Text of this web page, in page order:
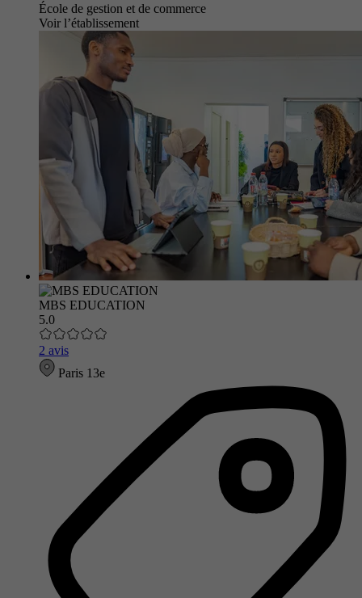
École de gestion et de commerce
Voir l’établissement
MBS EDUCATION
5.0
2 avis
Paris 13e